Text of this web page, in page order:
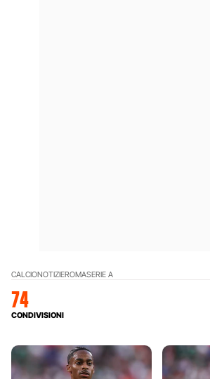
CALCIONOTIZIEROMASERIE A
74
CONDIVISIONI